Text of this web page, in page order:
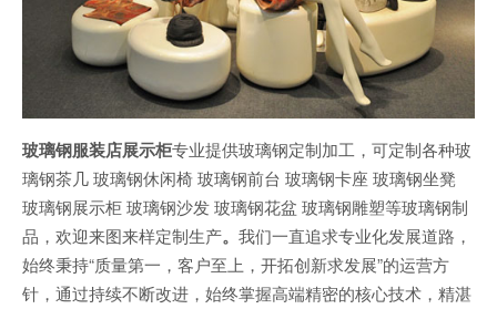
玻璃钢服装店展示柜专业提供玻璃钢定制加工，可定制各种玻
璃钢茶几 玻璃钢休闲椅 玻璃钢前台 玻璃钢卡座 玻璃钢坐凳
玻璃钢展示柜 玻璃钢沙发 玻璃钢花盆 玻璃钢雕塑等玻璃钢制
品，欢迎来图来样定制生产。 我们一直追求专业化发展道路，
始终秉持“质量第一，客户至上，开拓创新求发展”的运营方
针，通过持续不断改进，始终掌握高端精密的核心技术，精湛